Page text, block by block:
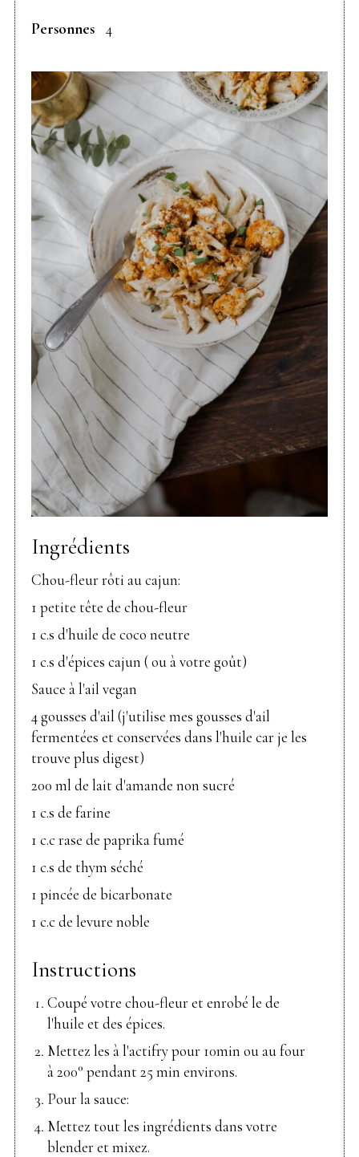
Personnes
4
Ingrédients
Chou-fleur rôti au cajun:
1 petite tête de chou-fleur
1 c.s d'huile de coco neutre
1 c.s d'épices cajun ( ou à votre goût)
Sauce à l'ail vegan
4 gousses d'ail (j'utilise mes gousses d'ail
fermentées et conservées dans l'huile car je les
trouve plus digest)
200 ml de lait d'amande non sucré
1 c.s de farine
1 c.c rase de paprika fumé
1 c.s de thym séché
1 pincée de bicarbonate
1 c.c de levure noble
Instructions
Coupé votre chou-fleur et enrobé le de
l'huile et des épices.
Mettez les à l'actifry pour 10min ou au four
à 200° pendant 25 min environs.
Pour la sauce:
Mettez tout les ingrédients dans votre
blender et mixez.